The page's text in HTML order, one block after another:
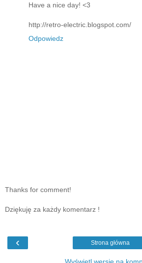
Have a nice day! <3
http://retro-electric.blogspot.com/
Odpowiedz
Thanks for comment!
Dziękuję za każdy komentarz !
‹ Strona główna
Wyświetl wersję na